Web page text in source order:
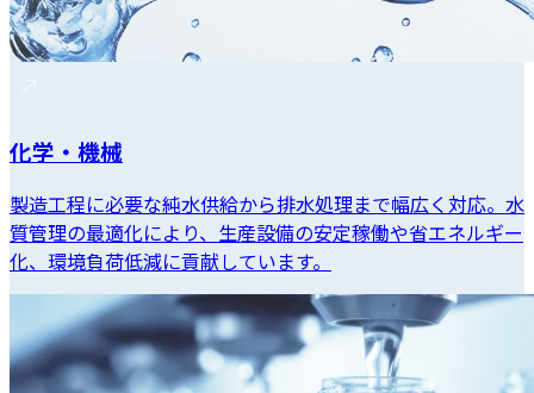
化学・機械
製造工程に必要な純水供給から排水処理まで幅広く対応。水
質管理の最適化により、生産設備の安定稼働や省エネルギー
化、環境負荷低減に貢献しています。